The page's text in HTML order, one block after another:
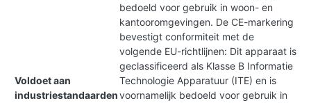
Voldoet aan
industriestandaarden
bedoeld voor gebruik in woon- en
kantooromgevingen. De CE-markering
bevestigt conformiteit met de
volgende EU-richtlijnen: Dit apparaat is
geclassificeerd als Klasse B Informatie
Technologie Apparatuur (ITE) en is
voornamelijk bedoeld voor gebruik in